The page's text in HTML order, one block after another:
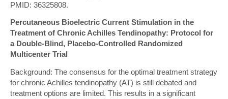
PMID: 36325808.
Percutaneous Bioelectric Current Stimulation in the
Treatment of Chronic Achilles Tendinopathy: Protocol for
a Double-Blind, Placebo-Controlled Randomized
Multicenter Trial
Background: The consensus for the optimal treatment strategy
for chronic Achilles tendinopathy (AT) is still debated and
treatment options are limited. This results in a significant